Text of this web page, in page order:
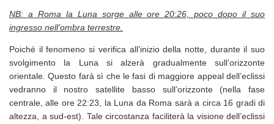
NB: a Roma la Luna sorge alle ore 20:26, poco dopo il suo
ingresso nell’ombra terrestre.
Poiché il fenomeno si verifica all’inizio della notte, durante il suo
svolgimento la Luna si alzerà gradualmente sull’orizzonte
orientale. Questo farà sì che le fasi di maggiore appeal dell’eclissi
vedranno il nostro satellite basso sull’orizzonte (nella fase
centrale, alle ore 22:23, la Luna da Roma sarà a circa 16 gradi di
altezza, a sud-est). Tale circostanza faciliterà la visione dell’eclissi